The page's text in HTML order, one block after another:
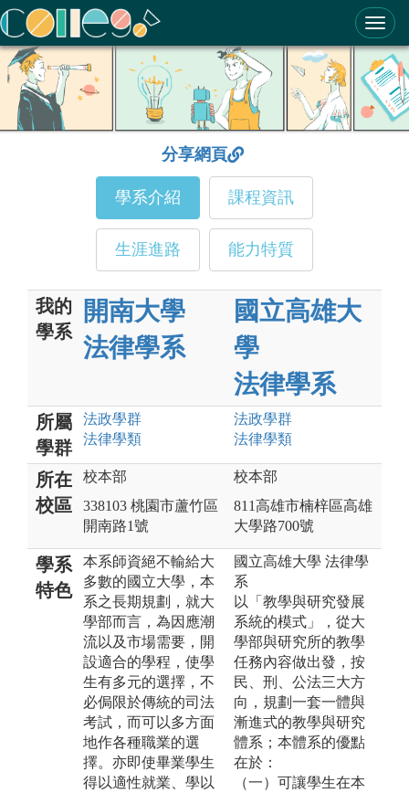
ColleGo! 大學選才與高中育才輔助系統
分享網頁
學系介紹 課程資訊
生涯進路 能力特質
我的
學系
開南大學
法律學系
國立高雄大
學
法律學系
所屬
學群
法政學群
法律學類
法政學群
法律學類
所在
校區
校本部
338103 桃園市蘆竹區
開南路1號
校本部
811高雄市楠梓區高雄
大學路700號
學系
特色
本系師資絕不輸給大
多數的國立大學，本
系之長期規劃，就大
學部而言，為因應潮
流以及市場需要，開
設適合的學程，使學
生有多元的選擇，不
必侷限於傳統的司法
考試，而可以多方面
地作各種職業的選
擇。亦即使畢業學生
得以適性就業、學以
國立高雄大學 法律學
系
以「教學與研究發展
系統的模式」，從大
學部與研究所的教學
任務內容做出發，按
民、刑、公法三大方
向，規劃一套一體與
漸進式的教學與研究
體系；本體系的優點
在於：
（一）可讓學生在本